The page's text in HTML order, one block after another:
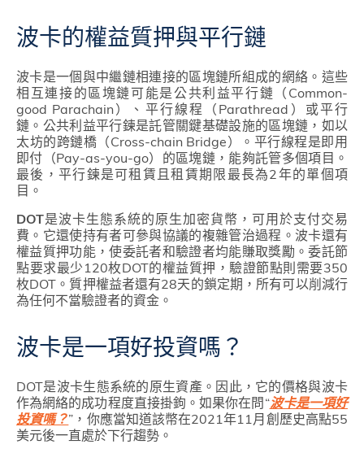
波卡的權益質押與平行鏈
波卡是一個與中繼鏈相連接的區塊鏈所組成的網絡。這些
相互連接的區塊鏈可能是公共利益平行鏈（Common-
good Parachain）、平行線程（Parathread）或平行
鏈。公共利益平行鍊是託管關鍵基礎設施的區塊鏈，如以
太坊的跨鏈橋（Cross-chain Bridge）。平行線程是即用
即付（Pay-as-you-go）的區塊鏈，能夠託管多個項目。
最後，平行鍊是可租賃且租賃期限最長為2年的單個項
目。
DOT是波卡生態系統的原生加密貨幣，可用於支付交易
費。它還使持有者可參與協議的複雜管治過程。波卡還有
權益質押功能，使委託者和驗證者均能賺取獎勵。委託節
點要求最少120枚DOT的權益質押，驗證節點則需要350
枚DOT。質押權益者還有28天的鎖定期，所有可以削減行
為任何不當驗證者的資金。
波卡是一項好投資嗎？
DOT是波卡生態系統的原生資產。因此，它的價格與波卡
作為網絡的成功程度直接掛鉤。如果你在問“波卡是一項好
投資嗎？”，你應當知道該幣在2021年11月創歷史高點55
美元後一直處於下行趨勢。